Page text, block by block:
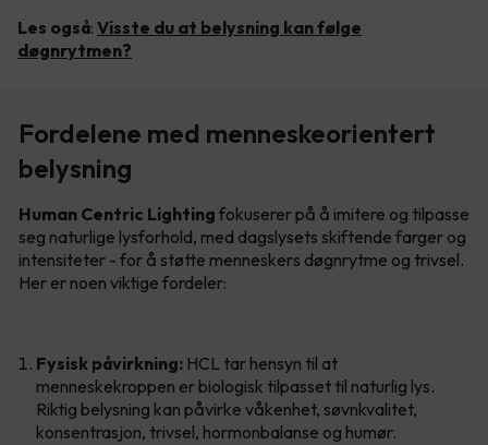
Les også: Visste du at belysning kan følge
døgnrytmen?
Fordelene med menneskeorientert
belysning
Human Centric Lighting fokuserer på å imitere og tilpasse
seg naturlige lysforhold, med dagslysets skiftende farger og
intensiteter - for å støtte menneskers døgnrytme og trivsel.
Her er noen viktige fordeler:
Fysisk påvirkning: HCL tar hensyn til at
menneskekroppen er biologisk tilpasset til naturlig lys.
Riktig belysning kan påvirke våkenhet, søvnkvalitet,
konsentrasjon, trivsel, hormonbalanse og humør.